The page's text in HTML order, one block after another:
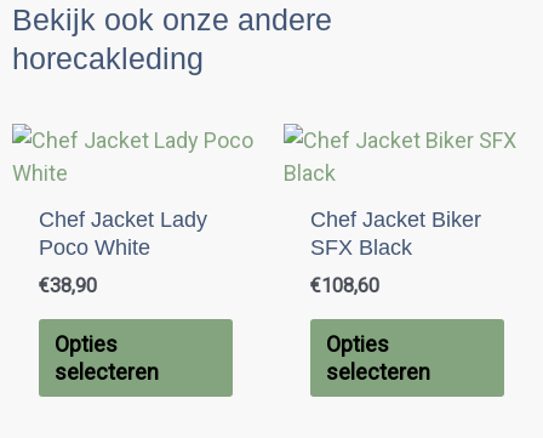
Bekijk ook onze andere
horecakleding
Chef Jacket Lady
Poco White
€38,90
Opties
selecteren
Dit
product
meerdere
gekozen
Chef Jacket Biker
SFX Black
€108,60
Opties
selecteren
Dit